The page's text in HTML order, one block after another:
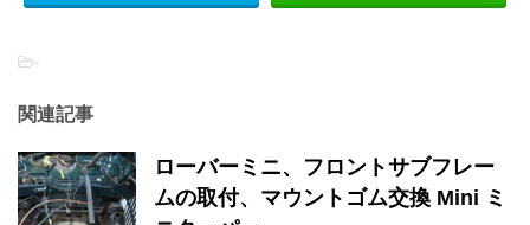
-
関連記事
ローバーミニ、フロントサブフレー
ムの取付、マウントゴム交換 Mini ミ